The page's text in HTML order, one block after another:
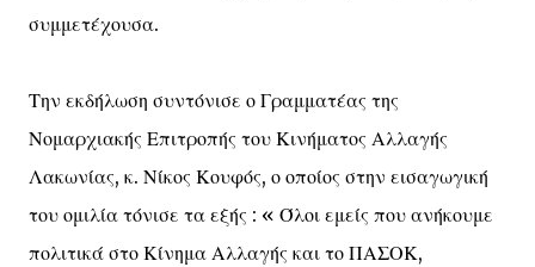
συμμετέχουσα.
Την εκδήλωση συντόνισε ο Γραμματέας της
Νομαρχιακής Επιτροπής του Κινήματος Αλλαγής
Λακωνίας, κ. Νίκος Κουφός, ο οποίος στην εισαγωγική
του ομιλία τόνισε τα εξής : « Όλοι εμείς που ανήκουμε
πολιτικά στο Κίνημα Αλλαγής και το ΠΑΣΟΚ,